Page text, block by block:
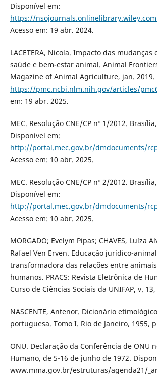
Disponível em:
https://
Acesso em: 19 abr. 2024.
LACETERA, Nicola. Impacto das mudanças
saúde e bem-estar animal. Animal
Magazine of Animal Agriculture, jan. 2019.
https://pmc.ncbi.nlm.nih.gov/articles/
em: 19 abr. 2025.
MEC. Resolução CNE/CP nº 1/2012.
Disponível em:
http://portal.mec.gov.br/dmdocuments/
Acesso em: 10 abr. 2025.
MEC. Resolução CNE/CP nº 2/2012.
Disponível em:
http://portal.mec.gov.br/dmdocuments/
Acesso em: 10 abr. 2025.
MORGADO; Evelym Pipas; CHAVES, Luíza
Rafael Ven Erven. Educação jurídico-
transformadora das relações entre
humanos. PRACS: Revista Eletrônica de
Curso de Ciências Sociais da UNIFAP, v.
NASCENTE, Antenor. Dicionário
portuguesa. Tomo I. Rio de Janeiro, 1955,
ONU. Declaração da Conferência de ONU
Humano, de 5-16 de junho de 1972.
www.mma.gov.br/estruturas/agenda21/